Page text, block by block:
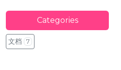
Categories
文档 7